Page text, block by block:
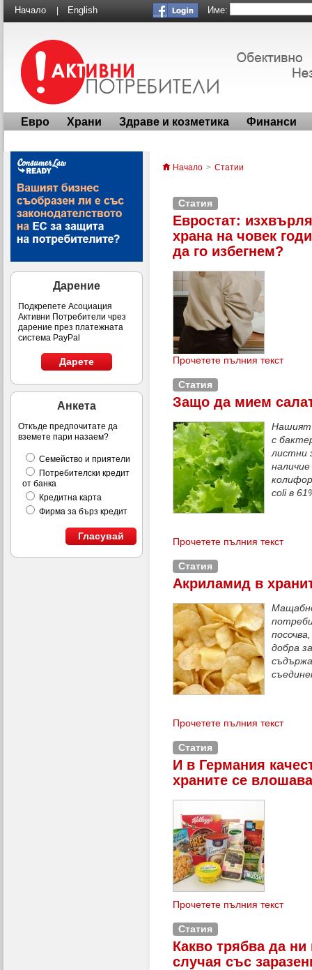
Начало English Име:
Евро Храни Здраве и козметика Финанси
Дарение
Подкрепете Асоциация
Активни Потребители чрез
дарение през платежната
система PayPal
Дарете
Анкета
Откъде предпочитате да
вземете пари назаем?
Семейство и приятели
Потребителски кредит
от банка
Кредитна карта
Фирма за бърз кредит
Гласувай
Начало > Статии
Статия
Евростат:
храна на човек
да го избегнем?
Прочетете пълния текст
Статия
Защо да мием
Нашият
с
листни
сoli в
Прочетете пълния текст
Статия
Акриламид в
добра
Прочетете пълния текст
Статия
И в Германия
храните се влошава
Прочетете пълния текст
Статия
Какво трябва да ни
случая със